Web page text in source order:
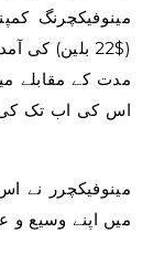
($22 بلین)
اس کی اب تک کی
مینوفیکچرر نے
میں اپنے وسیع